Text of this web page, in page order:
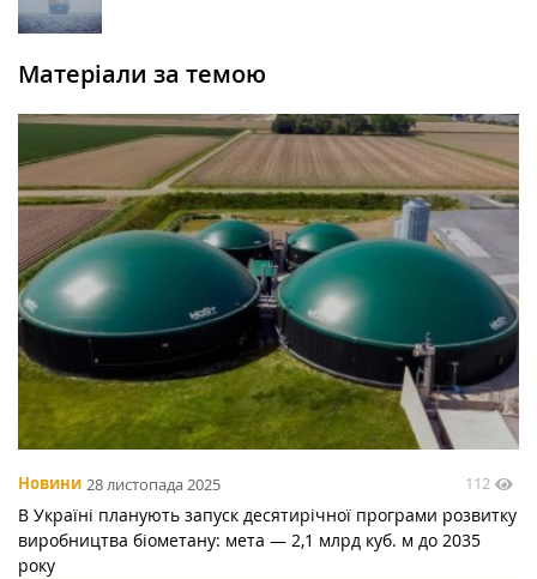
Матеріали за темою
Новини 28 листопада 2025 112
В Україні планують запуск десятирічної програми розвитку
виробництва біометану: мета — 2,1 млрд куб. м до 2035
року